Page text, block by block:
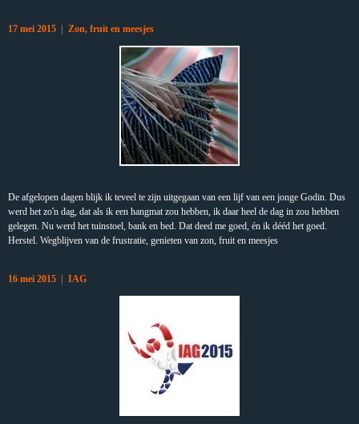
17 mei 2015 | Zon, fruit en meesjes
De afgelopen dagen blijk ik teveel te zijn uitgegaan van een lijf van een jonge Godin. Dus
werd het zo'n dag, dat als ik een hangmat zou hebben, ik daar heel de dag in zou hebben
gelegen. Nu werd het tuinstoel, bank en bed. Dat deed me goed, én ik dééd het goed.
Herstel. Wegblijven van de frustratie, genieten van zon, fruit en meesjes
16 mei 2015 | IAG